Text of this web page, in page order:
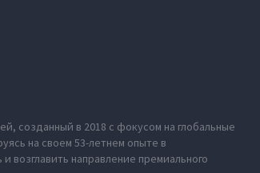
созданный в 2018 с фокусом на глобальные
на своем 53-летнем опыте в
направление премиального